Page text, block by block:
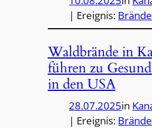
| Ereignis: Brände
Waldbrände in
führen zu
in den USA
28.07.2025in
| Ereignis: Brände